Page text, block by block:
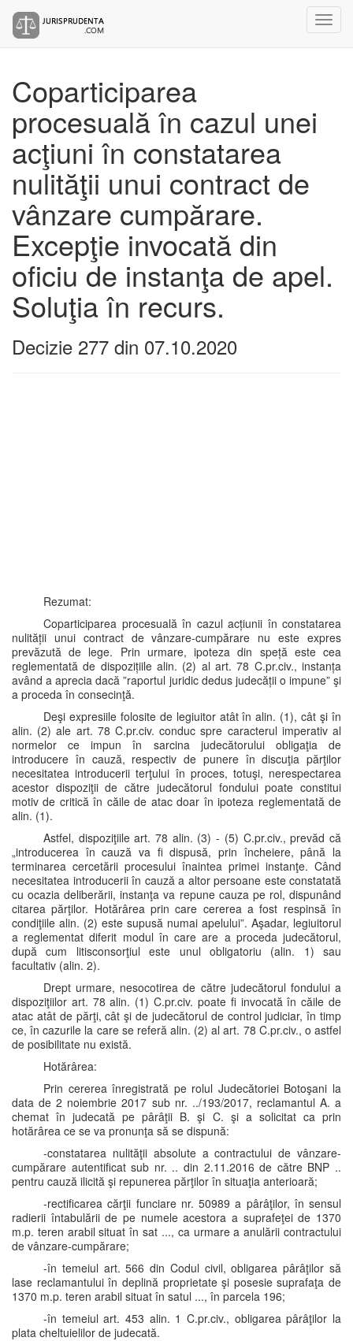
Coparticiparea
procesuală în cazul unei
acţiuni în constatarea
nulităţii unui contract de
vânzare cumpărare.
Excepţie invocată din
oficiu de instanţa de apel.
Soluţia în recurs.
Decizie 277 din 07.10.2020
Rezumat:
Coparticiparea procesuală în cazul acțiunii în constatarea
nulității unui contract de vânzare-cumpărare nu este expres
prevăzută de lege. Prin urmare, ipoteza din speță este cea
reglementată de dispozițiile alin. (2) al art. 78 C.pr.civ., instanța
având a aprecia dacă ”raportul juridic dedus judecății o impune” şi
a proceda în consecinţă.
Deşi expresiile folosite de legiuitor atât în alin. (1), cât şi în
alin. (2) ale art. 78 C.pr.civ. conduc spre caracterul imperativ al
normelor ce impun în sarcina judecătorului obligaţia de
introducere în cauză, respectiv de punere în discuţia părţilor
necesitatea introducerii terţului în proces, totuşi, nerespectarea
acestor dispoziţii de către judecătorul fondului poate constitui
motiv de critică în căile de atac doar în ipoteza reglementată de
alin. (1).
Astfel, dispoziţiile art. 78 alin. (3) - (5) C.pr.civ., prevăd că
„introducerea în cauză va fi dispusă, prin încheiere, până la
terminarea cercetării procesului înaintea primei instanţe. Când
necesitatea introducerii în cauză a altor persoane este constatată
cu ocazia deliberării, instanţa va repune cauza pe rol, dispunând
citarea părţilor. Hotărârea prin care cererea a fost respinsă în
condiţiile alin. (2) este supusă numai apelului”. Aşadar, legiuitorul
a reglementat diferit modul în care are a proceda judecătorul,
după cum litisconsorţiul este unul obligatoriu (alin. 1) sau
facultativ (alin. 2).
Drept urmare, nesocotirea de către judecătorul fondului a
dispoziţiilor art. 78 alin. (1) C.pr.civ. poate fi invocată în căile de
atac atât de părţi, cât şi de judecătorul de control judiciar, în timp
ce, în cazurile la care se referă alin. (2) al art. 78 C.pr.civ., o astfel
de posibilitate nu există.
Hotărârea:
Prin cererea înregistrată pe rolul Judecătoriei Botoşani la
data de 2 noiembrie 2017 sub nr. ../193/2017, reclamantul A. a
chemat în judecată pe pârâţii B. şi C. şi a solicitat ca prin
hotărârea ce se va pronunţa să se dispună:
-constatarea nulităţii absolute a contractului de vânzare-
cumpărare autentificat sub nr. .. din 2.11.2016 de către BNP ..
pentru cauză ilicită şi repunerea părţilor în situaţia anterioară;
-rectificarea cărţii funciare nr. 50989 a pârâţilor, în sensul
radierii întabulării de pe numele acestora a suprafeţei de 1370
m.p. teren arabil situat în sat ..., ca urmare a anulării contractului
de vânzare-cumpărare;
-în temeiul art. 566 din Codul civil, obligarea pârâţilor să
lase reclamantului în deplină proprietate şi posesie suprafaţa de
1370 m.p. teren arabil situat în satul ..., în parcela 196;
-în temeiul art. 453 alin. 1 C.pr.civ., obligarea pârâţilor la
plata cheltuielilor de judecată.